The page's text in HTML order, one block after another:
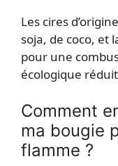
Les cires
soja, de coco, et
pour une
écologique
Comment
ma bougie
flamme ?